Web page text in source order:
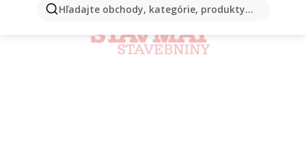
Hľadajte obchody, kategórie, produkty...